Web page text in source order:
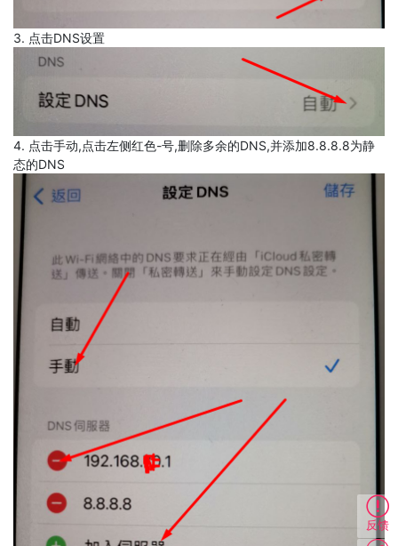
3. 点击DNS设置
4. 点击手动,点击左侧红色-号,删除多余的DNS,并添加8.8.8.8为静
态的DNS
反馈